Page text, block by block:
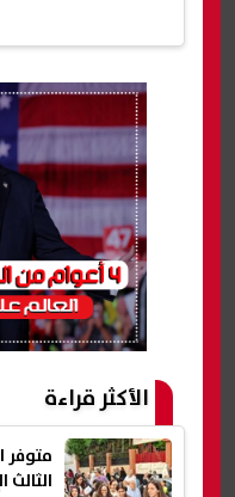
الأكثر قراءة
متوفر
الثالث